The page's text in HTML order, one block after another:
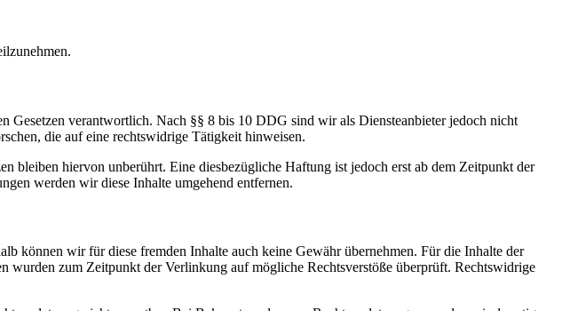
Gesetzen verantwortlich. Nach §§ 8 bis 10 DDG sind wir als Diensteanbieter jedoch nicht
die auf eine rechtswidrige Tätigkeit hinweisen.
bleiben hiervon unberührt. Eine diesbezügliche Haftung ist jedoch erst ab dem Zeitpunkt der
werden wir diese Inhalte umgehend entfernen.
können wir für diese fremden Inhalte auch keine Gewähr übernehmen. Für die Inhalte der
zum Zeitpunkt der Verlinkung auf mögliche Rechtsverstöße überprüft. Rechtswidrige